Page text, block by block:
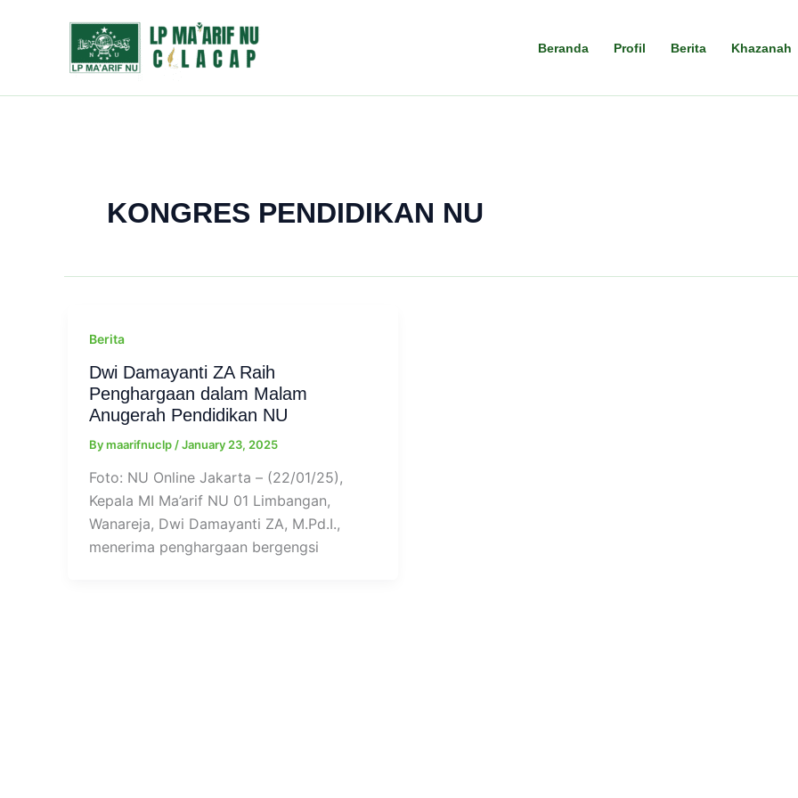
Beranda Profil Berita Khazanah
KONGRES PENDIDIKAN NU
Berita
Dwi Damayanti ZA Raih
Penghargaan dalam Malam
Anugerah Pendidikan NU
Bymaarifnuclp /January 23, 2025
Foto: NU Online Jakarta – (22/01/25),
Kepala MI Ma’arif NU 01 Limbangan,
Wanareja, Dwi Damayanti ZA, M.Pd.I.,
menerima penghargaan bergengsi